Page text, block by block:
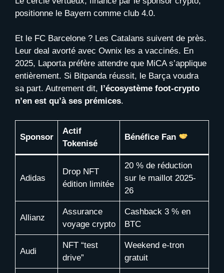
positionne le Bayern comme club 4.0.
Et le FC Barcelone ? Les Catalans suivent de près.
Leur deal avorté avec Ownix les a vaccinés. En
2025, Laporta préfère attendre que MiCA s’applique
entièrement. Si Bitpanda réussit, le Barça voudra
sa part. Autrement dit,
l’écosystème foot-crypto
n’en est qu’à ses prémices.
Sponsor
Actif
Tokenisé
Bénéfice Fan
Adidas
Drop NFT
édition limitée
20 % de réduction
sur le maillot 2025-
26
Allianz
Assurance
voyage crypto
Cashback 3 % en
BTC
Audi
NFT “test
drive”
Weekend e-tron
gratuit